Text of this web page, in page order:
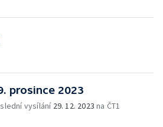
prosince 2023
vysílání 29. 12. 2023 na ČT1